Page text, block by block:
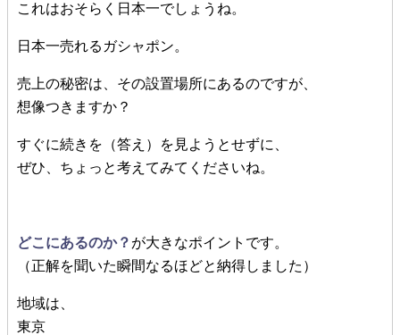
これはおそらく日本一でしょうね。
日本一売れるガシャポン。
売上の秘密は、その設置場所にあるのですが、
想像つきますか？
すぐに続きを（答え）を見ようとせずに、
ぜひ、ちょっと考えてみてくださいね。
どこにあるのか？ が大きなポイントです。
（正解を聞いた瞬間なるほどと納得しました）
地域は、
東京